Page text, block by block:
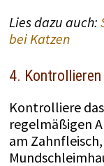
Lies dazu auch:
bei Katzen
4.
Kontrolliere
regelmäßigen
am